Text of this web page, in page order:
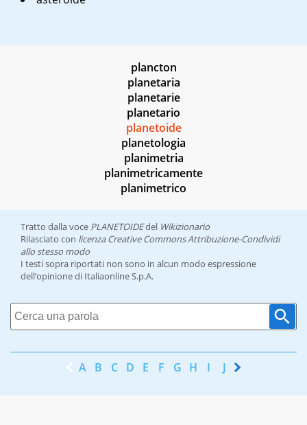
plancton
planetaria
planetarie
planetario
planetoide
planetologia
planimetria
planimetricamente
planimetrico
Tratto dalla voce PLANETOIDEdel Wikizionario
Rilasciato con licenza Creative Commons Attribuzione-Condividi
allo stesso modo
I testi sopra riportati non sono in alcun modo espressione
dell’opinione di Italiaonline S.p.A.
A B C D E F G H I J K